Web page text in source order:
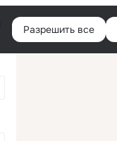
Разрешить все